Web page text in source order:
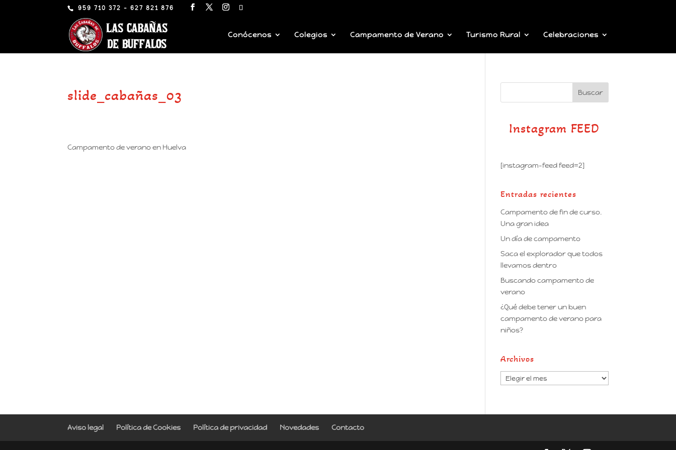
959 710 372 - 627 821 876
Conócenos Colegios Campamento de Verano Turismo Rural Celebraciones
slide_cabañas_03
Campamento de verano en Huelva
Instagram FEED
[instagram-feed feed=2]
Entradas recientes
Campamento de fin de curso.
Una gran idea
Un día de campamento
Saca el explorador que todos
llevamos dentro
Buscando campamento de
verano
¿Qué debe tener un buen
campamento de verano para
niños?
Archivos
Archivos
Aviso legal Política de Cookies Política de privacidad Novedades Contacto